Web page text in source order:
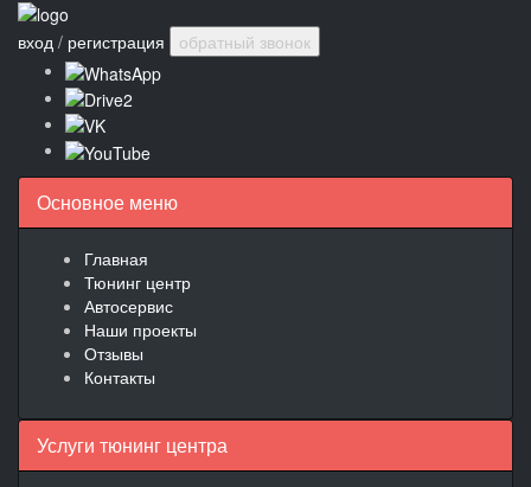
вход / регистрация обратный звонок
Основное меню
Главная
Тюнинг центр
Автосервис
Наши проекты
Отзывы
Контакты
Услуги тюнинг центра